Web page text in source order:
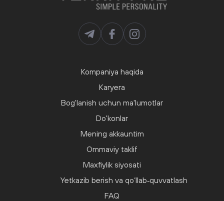
Kompaniya haqida
Karyera
Bog'lanish uchun ma'lumotlar
Do'konlar
Mening akkauntim
Ommaviy taklif
Maxfiylik siyosati
Yetkazib berish va qo‘llab‑quvvatlash
FAQ